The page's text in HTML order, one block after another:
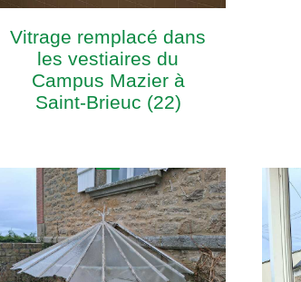
Vitrage remplacé dans
les vestiaires du
Campus Mazier à
Saint-Brieuc (22)